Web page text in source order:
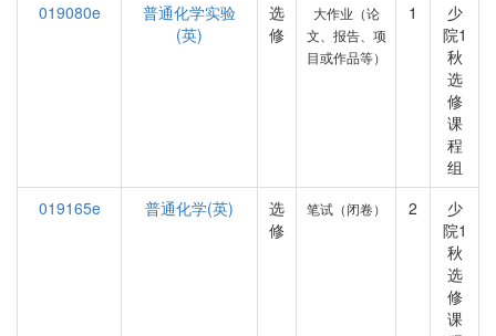
019080e
普通化学实验
(英)
选
修
大作业（论
文、报告、项
目或作品等）
1
少
院1
秋
选
修
课
程
组
019165e
普通化学(英)
选
修
笔试（闭卷） 2
少
院1
秋
选
修
课